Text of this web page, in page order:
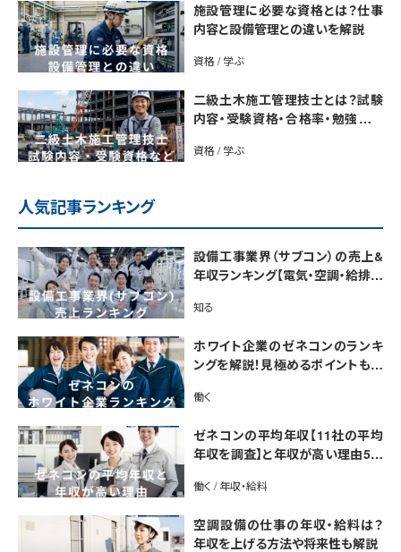
施設管理に必要な資格とは？仕事
内容と設備管理との違いを解説
資格 / 学ぶ
二級土木施工管理技士とは？試験
内容・受験資格・合格率・勉強法を
資格 / 学ぶ
人気記事ランキング
設備工事業界（サブコン）の売上&
年収ランキング【電気・空調・給排水
市場規模も解説
知る
ホワイト企業のゼネコンのランキ
ングを解説！見極めるポイントも紹
働く
ゼネコンの平均年収【11社の平均
年収を調査】と年収が高い理由5選
働く / 年収・給料
空調設備の仕事の年収・給料は？
年収を上げる方法や将来性も解説